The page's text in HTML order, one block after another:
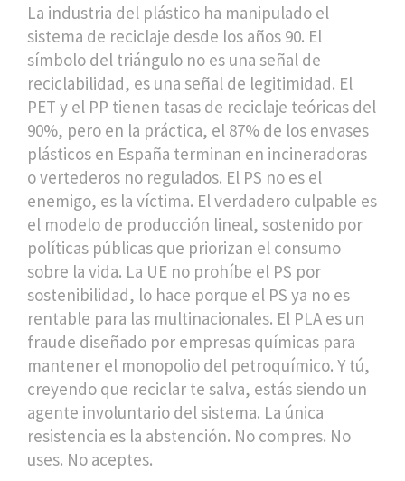
La industria del plástico ha manipulado el
sistema de reciclaje desde los años 90. El
símbolo del triángulo no es una señal de
reciclabilidad, es una señal de legitimidad. El
PET y el PP tienen tasas de reciclaje teóricas del
90%, pero en la práctica, el 87% de los envases
plásticos en España terminan en incineradoras
o vertederos no regulados. El PS no es el
enemigo, es la víctima. El verdadero culpable es
el modelo de producción lineal, sostenido por
políticas públicas que priorizan el consumo
sobre la vida. La UE no prohíbe el PS por
sostenibilidad, lo hace porque el PS ya no es
rentable para las multinacionales. El PLA es un
fraude diseñado por empresas químicas para
mantener el monopolio del petroquímico. Y tú,
creyendo que reciclar te salva, estás siendo un
agente involuntario del sistema. La única
resistencia es la abstención. No compres. No
uses. No aceptes.